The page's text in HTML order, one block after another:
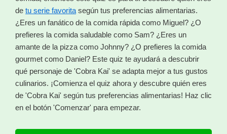
de tu serie favorita según tus preferencias alimentarias.
¿Eres un fanático de la comida rápida como Miguel? ¿O
prefieres la comida saludable como Sam? ¿Eres un
amante de la pizza como Johnny? ¿O prefieres la comida
gourmet como Daniel? Este quiz te ayudará a descubrir
qué personaje de 'Cobra Kai' se adapta mejor a tus gustos
culinarios. ¡Comienza el quiz ahora y descubre quién eres
de 'Cobra Kai' según tus preferencias alimentarias! Haz clic
en el botón 'Comenzar' para empezar.